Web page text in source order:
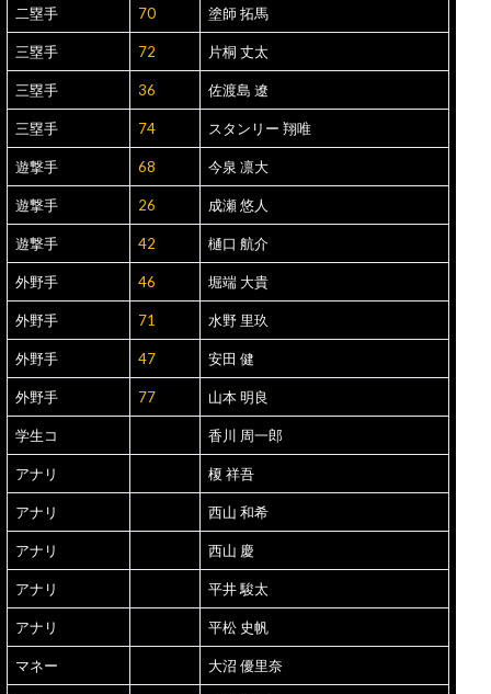
二塁手 70 塗師 拓馬
三塁手 72 片桐 丈太
三塁手 36 佐渡島 遼
三塁手 74 スタンリー 翔唯
遊撃手 68 今泉 凛大
遊撃手 26 成瀬 悠人
遊撃手 42 樋口 航介
外野手 46 堀端 大貴
外野手 71 水野 里玖
外野手 47 安田 健
外野手 77 山本 明良
学生コ 香川 周一郎
アナリ 榎 祥吾
アナリ 西山 和希
アナリ 西山 慶
アナリ 平井 駿太
アナリ 平松 史帆
マネー 大沼 優里奈